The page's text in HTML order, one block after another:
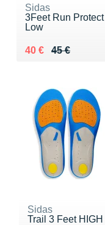
Sidas
3Feet Run Protect
Low
45 €
Au lieu de 45 €
40 €
Vendu 40 €
Sidas
Trail 3 Feet HIGH